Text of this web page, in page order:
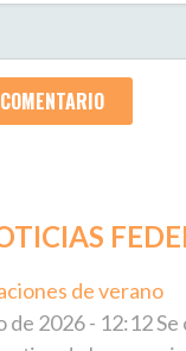
de verano
de 2026 - 12:12